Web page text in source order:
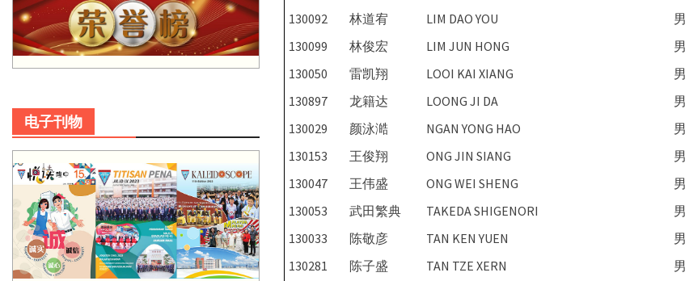
130092
林道宥 LIM DAO YOU 男
130099
林俊宏 LIM JUN HONG 男
130050
雷凯翔 LOOI KAI XIANG 男
130897
龙籍达 LOONG JI DA 男
130029
颜泳澔 NGAN YONG HAO 男
130153
王俊翔 ONG JIN SIANG 男
130047
王伟盛 ONG WEI SHENG 男
130053
武田繁典 TAKEDA SHIGENORI 男
130033
陈敬彦 TAN KEN YUEN 男
130281
陈子盛 TAN TZE XERN 男
电子刊物